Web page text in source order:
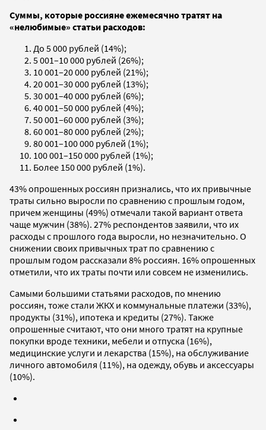
Суммы, которые россияне ежемесячно тратят на
«нелюбимые» статьи расходов:
До 5 000 рублей (14%);
5 001–10 000 рублей (26%);
10 001–20 000 рублей (21%);
20 001–30 000 рублей (13%);
30 001–40 000 рублей (6%);
40 001–50 000 рублей (4%);
50 001–60 000 рублей (3%);
60 001–80 000 рублей (2%);
80 001–100 000 рублей (1%);
100 001–150 000 рублей (1%);
Более 150 000 рублей (1%).
43% опрошенных россиян признались, что их привычные
траты сильно выросли по сравнению с прошлым годом,
причем женщины (49%) отмечали такой вариант ответа
чаще мужчин (38%). 27% респондентов заявили, что их
расходы с прошлого года выросли, но незначительно. О
снижении своих привычных трат по сравнению с
прошлым годом рассказали 8% россиян. 16% опрошенных
отметили, что их траты почти или совсем не изменились.
Самыми большими статьями расходов, по мнению
россиян, тоже стали ЖКХ и коммунальные платежи (33%),
продукты (31%), ипотека и кредиты (27%). Также
опрошенные считают, что они много тратят на крупные
покупки вроде техники, мебели и отпуска (16%),
медицинские услуги и лекарства (15%), на обслуживание
личного автомобиля (11%), на одежду, обувь и аксессуары
(10%).